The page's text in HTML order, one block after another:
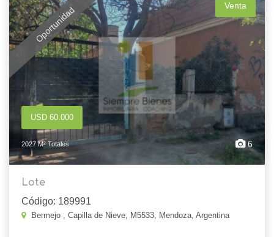
Oportunidad Venta
USD 60.000
2027 M² Totales 6
Lote
Código: 189991
Bermejo , Capilla de Nieve, M5533, Mendoza, Argentina